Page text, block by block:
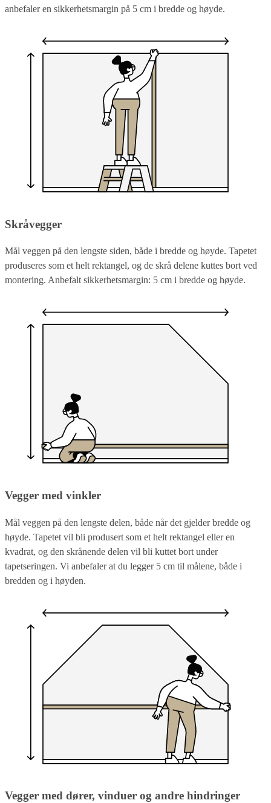
anbefaler en sikkerhetsmargin på 5 cm i bredde og høyde.
Skråvegger
Mål veggen på den lengste siden, både i bredde og høyde. Tapetet
produseres som et helt rektangel, og de skrå delene kuttes bort ved
montering. Anbefalt sikkerhetsmargin: 5 cm i bredde og høyde.
Vegger med vinkler
Mål veggen på den lengste delen, både når det gjelder bredde og
høyde. Tapetet vil bli produsert som et helt rektangel eller en
kvadrat, og den skrånende delen vil bli kuttet bort under
tapetseringen. Vi anbefaler at du legger 5 cm til målene, både i
bredden og i høyden.
Vegger med dører, vinduer og andre hindringer